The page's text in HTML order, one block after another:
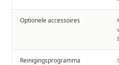
Optionele accessoires
Reinigingsprogramma